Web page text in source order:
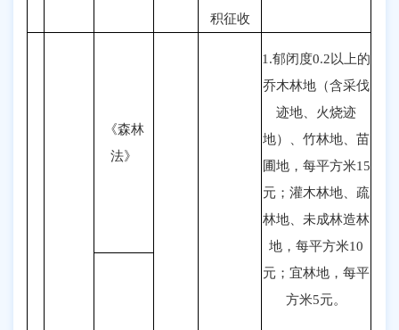
积征收
《森林
法》
1.郁闭度0.2以上的
乔木林地（含采伐
迹地、火烧迹
地）、竹林地、苗
圃地，每平方米15
元；灌木林地、疏
林地、未成林造林
地，每平方米10
元；宜林地，每平
方米5元。